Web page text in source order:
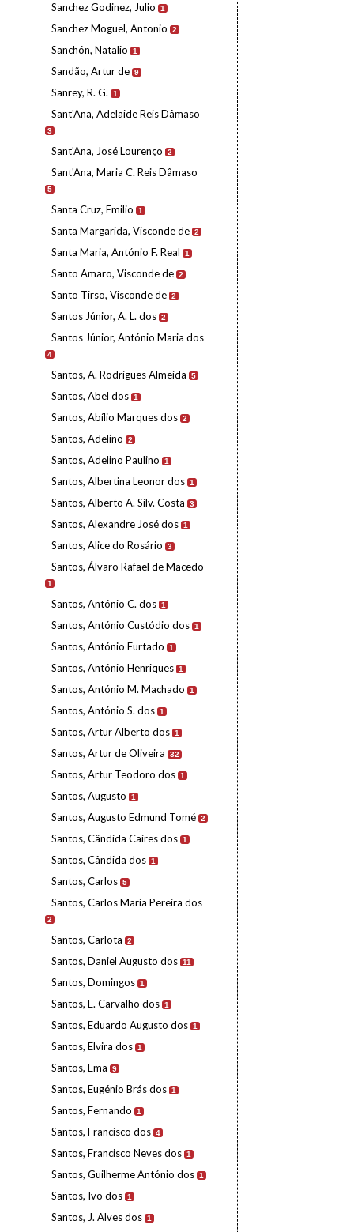
Sanchez Godinez, Julio 1
Sanchez Moguel, Antonio 2
Sanchón, Natalio 1
Sandão, Artur de 9
Sanrey, R. G. 1
Sant'Ana, Adelaide Reis Dâmaso
3
Sant'Ana, José Lourenço 2
Sant'Ana, Maria C. Reis Dâmaso
5
Santa Cruz, Emilio 1
Santa Margarida, Visconde de 2
Santa Maria, António F. Real 1
Santo Amaro, Visconde de 2
Santo Tirso, Visconde de 2
Santos Júnior, A. L. dos 2
Santos Júnior, António Maria dos
4
Santos, A. Rodrigues Almeida 5
Santos, Abel dos 1
Santos, Abílio Marques dos 2
Santos, Adelino 2
Santos, Adelino Paulino 1
Santos, Albertina Leonor dos 1
Santos, Alberto A. Silv. Costa 3
Santos, Alexandre José dos 1
Santos, Alice do Rosário 3
Santos, Álvaro Rafael de Macedo
1
Santos, António C. dos 1
Santos, António Custódio dos 1
Santos, António Furtado 1
Santos, António Henriques 1
Santos, António M. Machado 1
Santos, António S. dos 1
Santos, Artur Alberto dos 1
Santos, Artur de Oliveira 32
Santos, Artur Teodoro dos 1
Santos, Augusto 1
Santos, Augusto Edmund Tomé 2
Santos, Cândida Caires dos 1
Santos, Cândida dos 1
Santos, Carlos 5
Santos, Carlos Maria Pereira dos
2
Santos, Carlota 2
Santos, Daniel Augusto dos 11
Santos, Domingos 1
Santos, E. Carvalho dos 1
Santos, Eduardo Augusto dos 1
Santos, Elvira dos 1
Santos, Ema 9
Santos, Eugénio Brás dos 1
Santos, Fernando 1
Santos, Francisco dos 4
Santos, Francisco Neves dos 1
Santos, Guilherme António dos 1
Santos, Ivo dos 1
Santos, J. Alves dos 1